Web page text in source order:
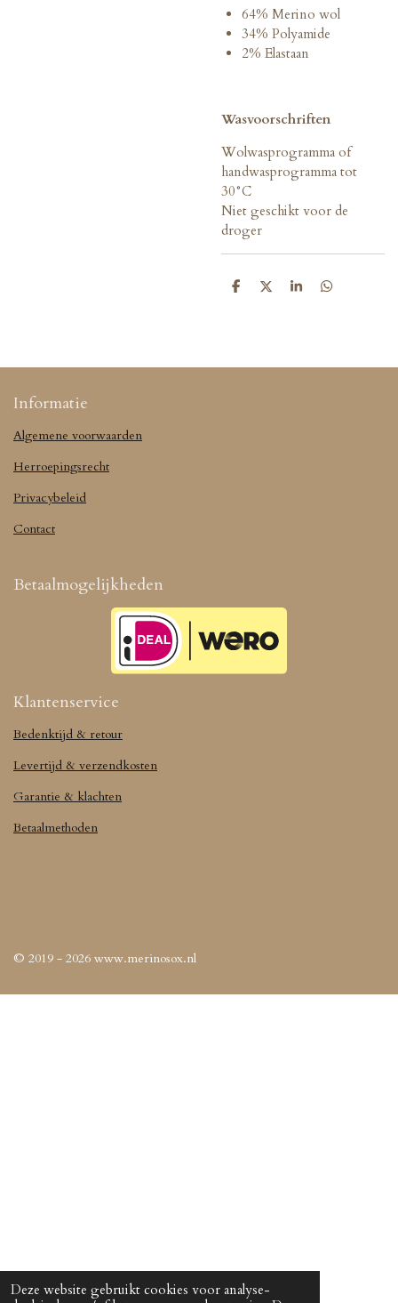
Deze website gebruikt cookies voor analyse-
64% Merino wol
34% Polyamide
2% Elastaan
Wasvoorschriften
Wolwasprogramma of
handwasprogramma tot
30°C
Niet geschikt voor de
droger
D
D
S
D
Informatie
Algemene voorwaarden
Herroepingsrecht
Privacybeleid
Contact
Betaalmogelijkheden
Klantenservice
Bedenktijd & retour
Levertijd & verzendkosten
Garantie & klachten
Betaalmethoden
© 2019 - 2026 www.merinosox.nl